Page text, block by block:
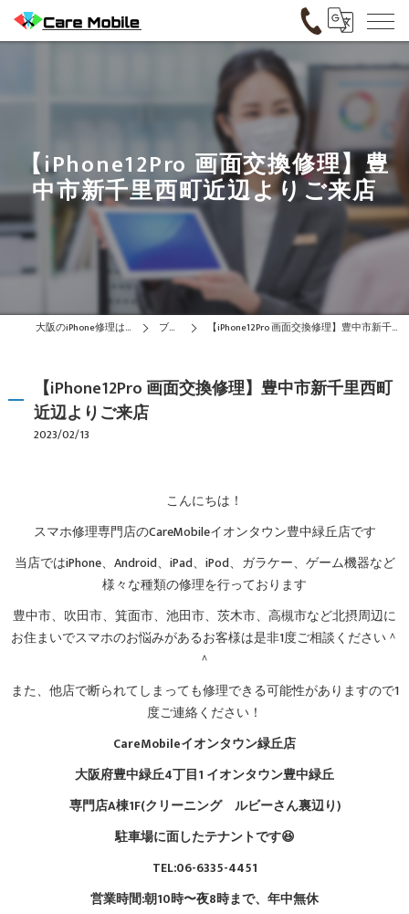
【iPhone12Pro 画面交換修理】豊
中市新千里西町近辺よりご来店
大阪のiPhone修理はCare Mobile ブログ 【iPhone12Pro 画面交換修理】豊中市新千里西町近辺よりご来店
【iPhone12Pro 画面交換修理】豊中市新千里西町
近辺よりご来店
2023/02/13
こんにちは！
スマホ修理専門店のCareMobileイオンタウン豊中緑丘店です
当店ではiPhone、Android、iPad、iPod、ガラケー、ゲーム機器など
様々な種類の修理を行っております
豊中市、吹田市、箕面市、池田市、茨木市、高槻市など北摂周辺に
お住まいでスマホのお悩みがあるお客様は是非1度ご相談ください＾
＾
また、他店で断られてしまっても修理できる可能性がありますので1
度ご連絡ください！
CareMobileイオンタウン緑丘店
大阪府豊中緑丘4丁目1 イオンタウン豊中緑丘
専門店A棟1F(クリーニング ルビーさん裏辺り)
駐車場に面したテナントです😆
TEL:06-6335-4451
営業時間:朝10時〜夜8時まで、年中無休